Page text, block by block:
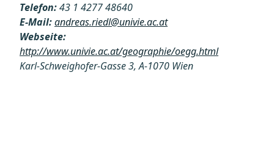
Telefon:43 1 4277 48640
E-Mail:andreas.riedl@univie.ac.at
Webseite:
http://www.univie.ac.at/geographie/oegg.html
Karl-Schweighofer-Gasse 3, A-1070 Wien